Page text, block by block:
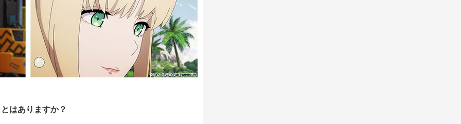
はありますか？